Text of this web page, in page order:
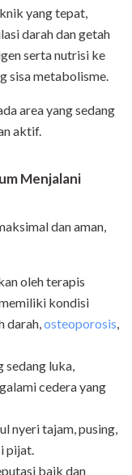
yang tepat,
darah dan getah
serta nutrisi ke
sisa metabolisme.
area yang sedang
aktif.
Menjalani
dan aman,
oleh terapis
kondisi
darah, osteoporosis
luka,
cedera yang
nyeri tajam, pusing,
pijat.
baik dan